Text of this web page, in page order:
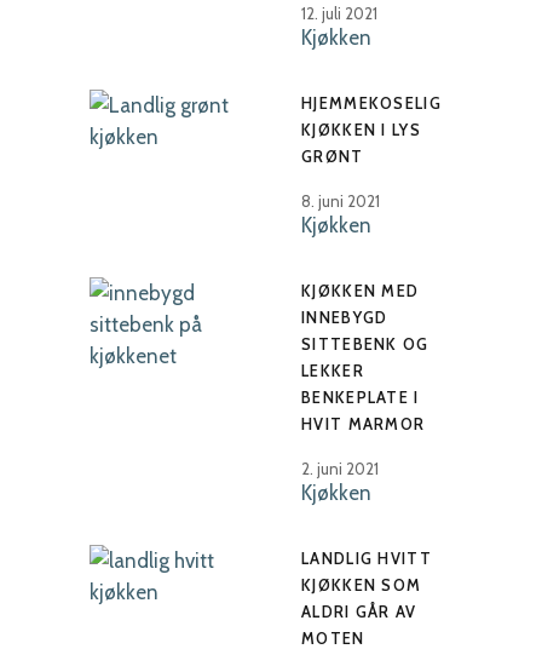
12. juli 2021
Kjøkken
HJEMMEKOSELIG
KJØKKEN I LYS
GRØNT
8. juni 2021
Kjøkken
KJØKKEN MED
INNEBYGD
SITTEBENK OG
LEKKER
BENKEPLATE I
HVIT MARMOR
2. juni 2021
Kjøkken
LANDLIG HVITT
KJØKKEN SOM
ALDRI GÅR AV
MOTEN